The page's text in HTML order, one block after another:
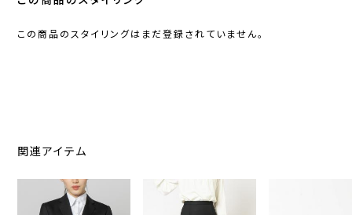
この商品のスタイリングはまだ登録されていません。
関連アイテム